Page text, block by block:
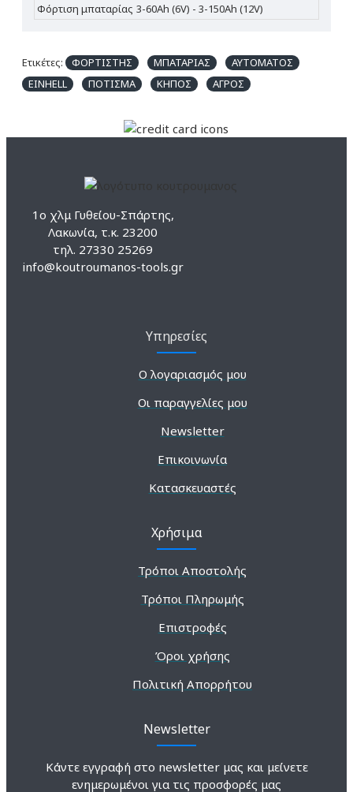
Φόρτιση μπαταρίας 3-60Ah (6V) - 3-150Ah (12V)
Ετικέτες: ΦΟΡΤΙΣΤΗΣ ΜΠΑΤΑΡΙΑΣ
ΑΥΤΟΜΑΤΟΣ
EINHELL
ΠΟΤΙΣΜΑ ΚΗΠΟΣ ΑΓΡΟΣ
1ο χλμ Γυθείου-Σπάρτης,
Λακωνία, τ.κ. 23200
τηλ. 27330 25269
info@koutroumanos-tools.gr
Υπηρεσίες
Ο λογαριασμός μου
Οι παραγγελίες μου
Newsletter
Επικοινωνία
Κατασκευαστές
Χρήσιμα
Τρόποι Αποστολής
Τρόποι Πληρωμής
Επιστροφές
Όροι χρήσης
Πολιτική Απορρήτου
Newsletter
Κάντε εγγραφή στο newsletter μας και μείνετε
ενημερωμένοι για τις προσφορές μας